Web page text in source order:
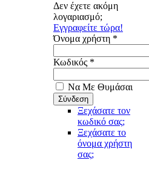
Δεν έχετε ακόμη
λογαριασμό;
Εγγραφείτε τώρα!
Όνομα χρήστη *
Κωδικός *
Να Με Θυμάσαι
Ξεχάσατε τον
κωδικό σας;
Ξεχάσατε το
όνομα χρήστη
σας;